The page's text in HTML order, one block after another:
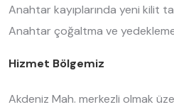
Anahtar kayıplarında yeni kilit
Anahtar çoğaltma ve
Hizmet Bölgemiz
Akdeniz Mah. merkezli olmak